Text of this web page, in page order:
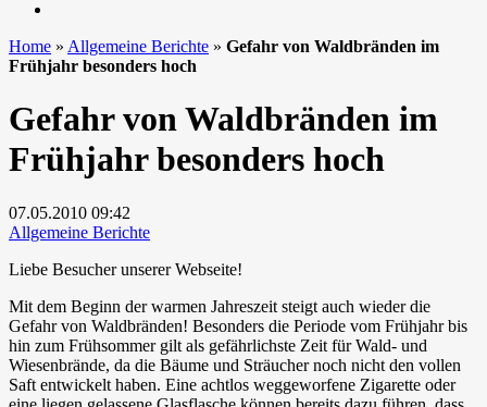
Home » Allgemeine Berichte » Gefahr von Waldbränden im
Frühjahr besonders hoch
Gefahr von Waldbränden im
Frühjahr besonders hoch
07.05.2010 09:42
Allgemeine Berichte
Liebe Besucher unserer Webseite!
Mit dem Beginn der warmen Jahreszeit steigt auch wieder die
Gefahr von Waldbränden! Besonders die Periode vom Frühjahr bis
hin zum Frühsommer gilt als gefährlichste Zeit für Wald- und
Wiesenbrände, da die Bäume und Sträucher noch nicht den vollen
Saft entwickelt haben. Eine achtlos weggeworfene Zigarette oder